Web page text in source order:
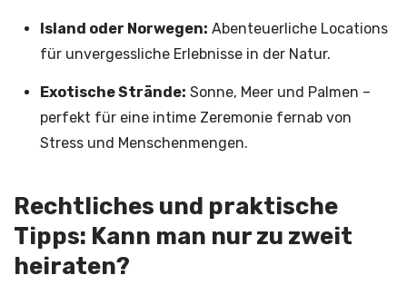
Island oder Norwegen: Abenteuerliche Locations
für unvergessliche Erlebnisse in der Natur.
Exotische Strände: Sonne, Meer und Palmen –
perfekt für eine intime Zeremonie fernab von
Stress und Menschenmengen.
Rechtliches und praktische
Tipps: Kann man nur zu zweit
heiraten?